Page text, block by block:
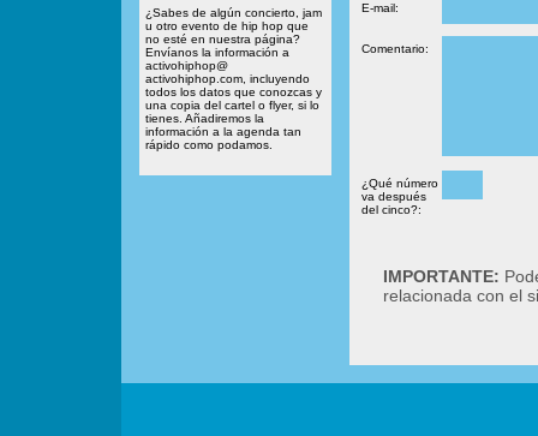
¿Sabes de algún concierto, jam
u otro evento de hip hop que
no esté en nuestra página?
Envíanos la información a
activohiphop@
activohiphop.com, incluyendo
todos los datos que conozcas y
una copia del cartel o flyer, si lo
tienes. Añadiremos la
información a la agenda tan
rápido como podamos.
E-mail:
Comentario:
¿Qué número
va después
del cinco?:
IMPORTANTE:
relacionada con el